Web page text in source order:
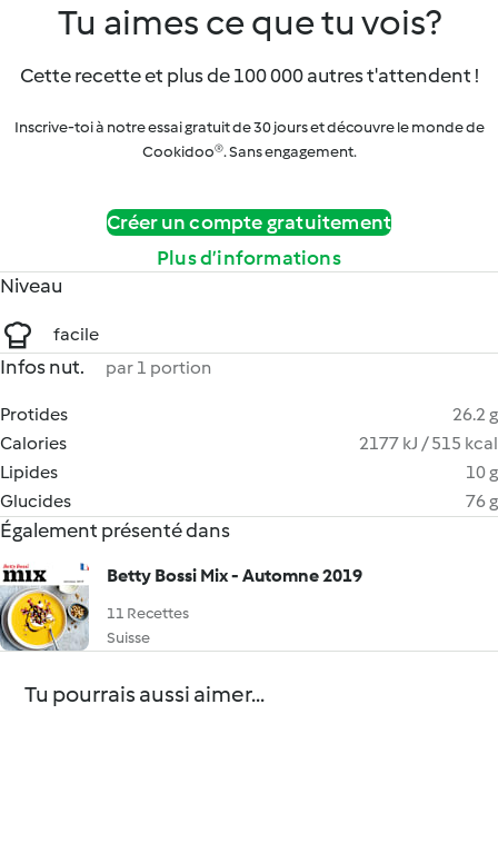
Tu aimes ce que tu vois?
Cette recette et plus de 100 000 autres t'attendent !
Inscrive-toi à notre essai gratuit de 30 jours et découvre le monde de
Cookidoo®. Sans engagement.
Créer un compte gratuitement
Plus d’informations
Niveau
facile
Infos nut. par 1 portion
Protides
26.2 g
Calories
2177 kJ / 515 kcal
Lipides
10 g
Glucides
76 g
Également présenté dans
Betty Bossi Mix - Automne 2019
11 Recettes
Suisse
Tu pourrais aussi aimer...